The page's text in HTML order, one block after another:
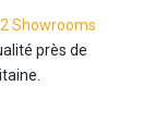
2 Showrooms
près de